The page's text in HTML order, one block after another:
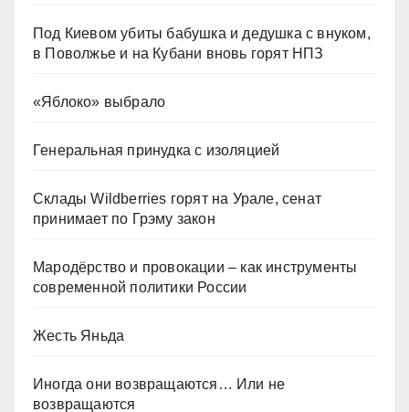
Под Киевом убиты бабушка и дедушка с внуком,
в Поволжье и на Кубани вновь горят НПЗ
«Яблоко» выбрало
Генеральная принудка с изоляцией
Склады Wildberries горят на Урале, сенат
принимает по Грэму закон
Мародёрство и провокации – как инструменты
современной политики России
Жесть Яньда
Иногда они возвращаются… Или не
возвращаются